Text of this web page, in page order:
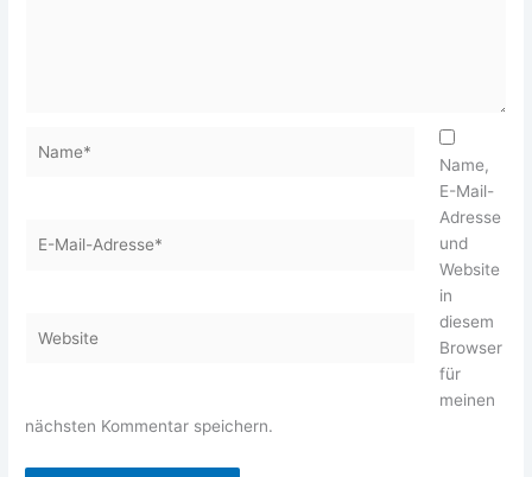
Mail-
Name,
E-Mail-
Adresse
und
Website
in
diesem
Browser
für
meinen
nächsten Kommentar speichern.